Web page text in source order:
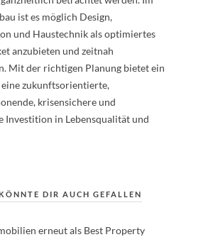
ist es möglich Design,
und Haustechnik als optimiertes
anzubieten und zeitnah
Mit der richtigen Planung bietet ein
eine zukunftsorientierte,
krisensichere und
Investition in Lebensqualität und
DIR AUCH GEFALLEN
erneut als Best Property